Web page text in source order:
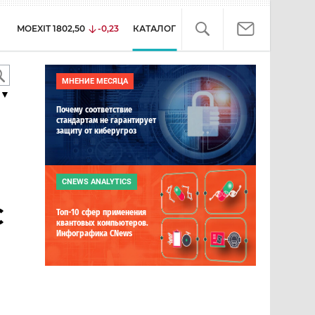
MOEXIT 1802,50 -0,23 КАТАЛОГ
МНЕНИЕ МЕСЯЦА
Почему соответствие
стандартам не гарантирует
защиту от киберугроз
CNEWS ANALYTICS
Топ-10 сфер применения
квантовых компьютеров.
Инфографика CNews